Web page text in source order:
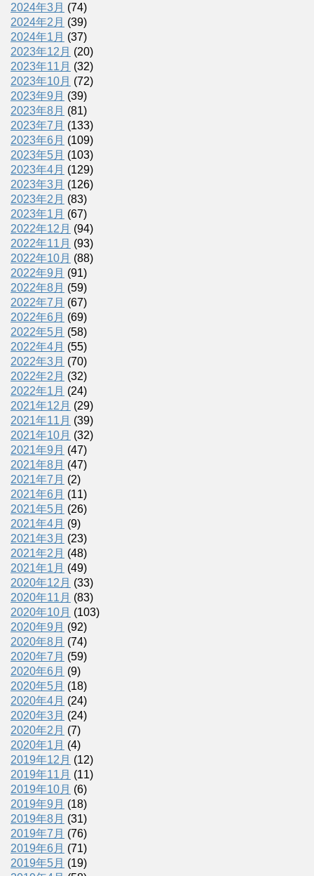
2024年3月 (74)
2024年2月 (39)
2024年1月 (37)
2023年12月 (20)
2023年11月 (32)
2023年10月 (72)
2023年9月 (39)
2023年8月 (81)
2023年7月 (133)
2023年6月 (109)
2023年5月 (103)
2023年4月 (129)
2023年3月 (126)
2023年2月 (83)
2023年1月 (67)
2022年12月 (94)
2022年11月 (93)
2022年10月 (88)
2022年9月 (91)
2022年8月 (59)
2022年7月 (67)
2022年6月 (69)
2022年5月 (58)
2022年4月 (55)
2022年3月 (70)
2022年2月 (32)
2022年1月 (24)
2021年12月 (29)
2021年11月 (39)
2021年10月 (32)
2021年9月 (47)
2021年8月 (47)
2021年7月 (2)
2021年6月 (11)
2021年5月 (26)
2021年4月 (9)
2021年3月 (23)
2021年2月 (48)
2021年1月 (49)
2020年12月 (33)
2020年11月 (83)
2020年10月 (103)
2020年9月 (92)
2020年8月 (74)
2020年7月 (59)
2020年6月 (9)
2020年5月 (18)
2020年4月 (24)
2020年3月 (24)
2020年2月 (7)
2020年1月 (4)
2019年12月 (12)
2019年11月 (11)
2019年10月 (6)
2019年9月 (18)
2019年8月 (31)
2019年7月 (76)
2019年6月 (71)
2019年5月 (19)